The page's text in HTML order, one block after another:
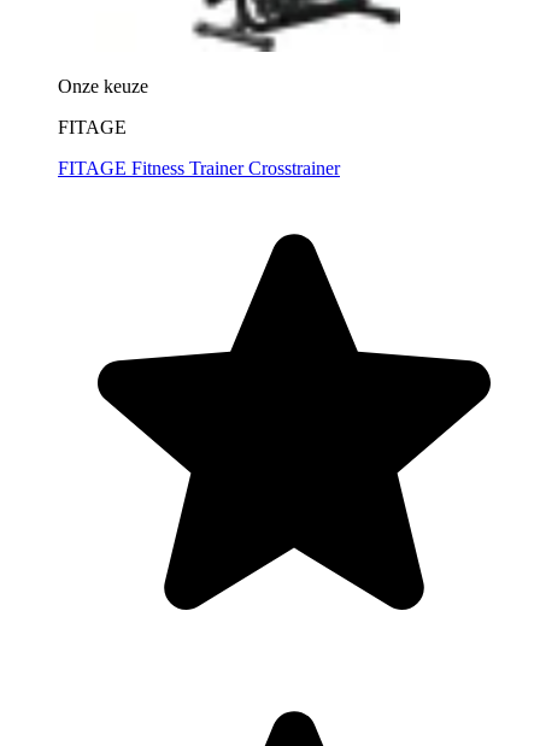
Onze keuze
FITAGE
FITAGE Fitness Trainer Crosstrainer